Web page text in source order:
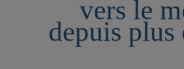
vers le
depuis plus